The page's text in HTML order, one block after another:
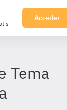
Acceder
Tema